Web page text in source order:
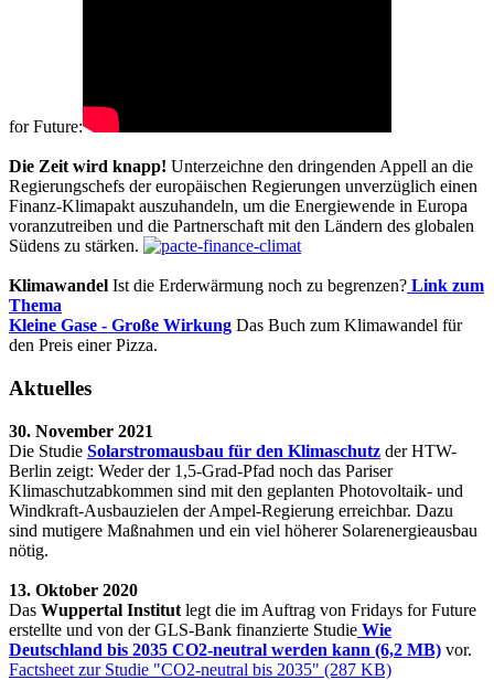
for Future:
Die Zeit wird knapp! Unterzeichne den dringenden Appell an die
Regierungschefs der europäischen Regierungen unverzüglich einen
Finanz-Klimapakt auszuhandeln, um die Energiewende in Europa
voranzutreiben und die Partnerschaft mit den Ländern des globalen
Südens zu stärken.
Klimawandel Ist die Erderwärmung noch zu begrenzen? Link zum
Thema
Kleine Gase - Große Wirkung Das Buch zum Klimawandel für
den Preis einer Pizza.
Aktuelles
30. November 2021
Die Studie Solarstromausbau für den Klimaschutz der HTW-
Berlin zeigt: Weder der 1,5-Grad-Pfad noch das Pariser
Klimaschutzabkommen sind mit den geplanten Photovoltaik- und
Windkraft-Ausbauzielen der Ampel-Regierung erreichbar. Dazu
sind mutigere Maßnahmen und ein viel höherer Solarenergieausbau
nötig.
13. Oktober 2020
Das Wuppertal Institut legt die im Auftrag von Fridays for Future
erstellte und von der GLS-Bank finanzierte Studie Wie
Deutschland bis 2035 CO2-neutral werden kann (6,2 MB) vor.
Factsheet zur Studie "CO2-neutral bis 2035" (287 KB)